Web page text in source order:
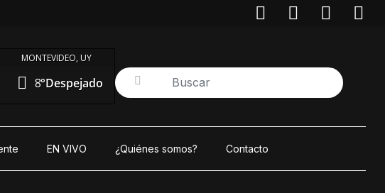
MONTEVIDEO, UY
8°Despejado
EN VIVO ¿Quiénes somos? Contacto